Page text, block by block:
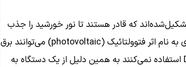
که قادر هستند تا نور خورشید را جذب
کنند. این سلول‌ها با استفاده از نور خورشید و از طریق فرآیندی به نام اثر فتوولتائیک (photovoltaic) می‌توانند برق
DC را تولید کنند. البته ازآنجایی‌که اکثر وسایل خانه از برق DC استفاده نمی‌کنند به همین دلیل از یک دستگاه به